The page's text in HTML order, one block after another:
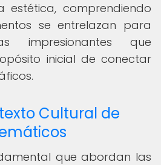
estética, comprendiendo
se entrelazan para
impresionantes que
inicial de conectar
Cultural de
que abordan las